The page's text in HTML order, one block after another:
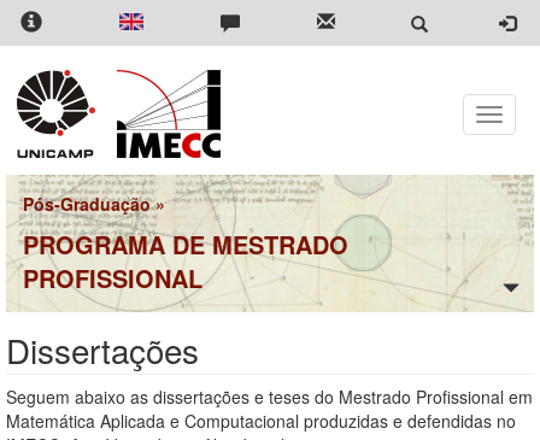
Pular
para
conteúdo
principal
Toggle
Pós-Graduação»
PROGRAMA DE MESTRADO
PROFISSIONAL
Dissertações
Seguem abaixo as dissertações e teses do Mestrado Profissional em
Matemática Aplicada e Computacional produzidas e defendidas no